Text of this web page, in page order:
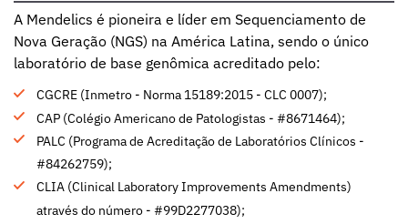
A Mendelics é pioneira e líder em Sequenciamento de
Nova Geração (NGS) na América Latina, sendo o único
laboratório de base genômica acreditado pelo:
CGCRE (Inmetro - Norma 15189:2015 - CLC 0007);
CAP (Colégio Americano de Patologistas - #8671464);
PALC (Programa de Acreditação de Laboratórios Clínicos -
#84262759);
CLIA (Clinical Laboratory Improvements Amendments)
através do número - #99D2277038);